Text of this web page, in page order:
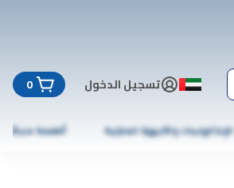
تسجيل الدخول 0
الإلكترونيات والأجهزة المنزلية أطعمة مجمّدة